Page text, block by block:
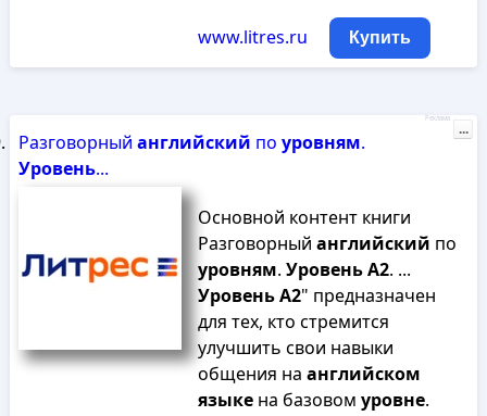
www.litres.ru Купить
Разговорный английский по уровням.
Уровень...
Основной контент книги
Разговорный английский по
уровням. УровеньA2. ...
УровеньA2" предназначен
для тех, кто стремится
улучшить свои навыки
общения на английском
языкена базовом уровне.
Реклама
...